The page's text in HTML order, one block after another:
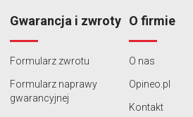
Gwarancja i zwroty
Formularz zwrotu
Formularz naprawy
gwarancyjnej
O firmie
O nas
Opineo.pl
Kontakt